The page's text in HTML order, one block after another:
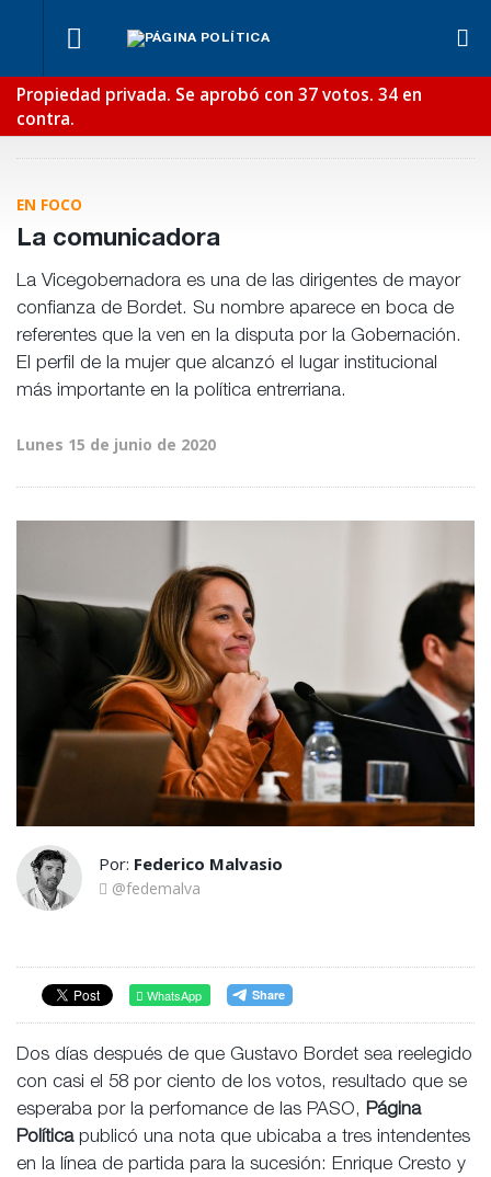
Propiedad privada. Se aprobó con 37 votos. 34 en
contra.
tensión
con el
Poder
Judicial?
Para Bahl, la
para la
Los
empresarios
empleo
Fondos de
Anses:
de
EN FOCO
La comunicadora
La Vicegobernadora es una de las dirigentes de mayor
confianza de Bordet. Su nombre aparece en boca de
referentes que la ven en la disputa por la Gobernación.
El perfil de la mujer que alcanzó el lugar institucional
más importante en la política entrerriana.
Lunes 15 de junio de 2020
Por: Federico Malvasio
@fedemalva
WhatsApp
Dos días después de que Gustavo Bordet sea reelegido
con casi el 58 por ciento de los votos, resultado que se
esperaba por la perfomance de las PASO, Página
Políticapublicó una nota que ubicaba a tres intendentes
en la línea de partida para la sucesión: Enrique Cresto y